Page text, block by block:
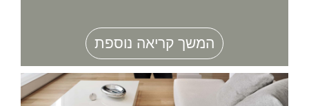
המשך קריאה נוספת